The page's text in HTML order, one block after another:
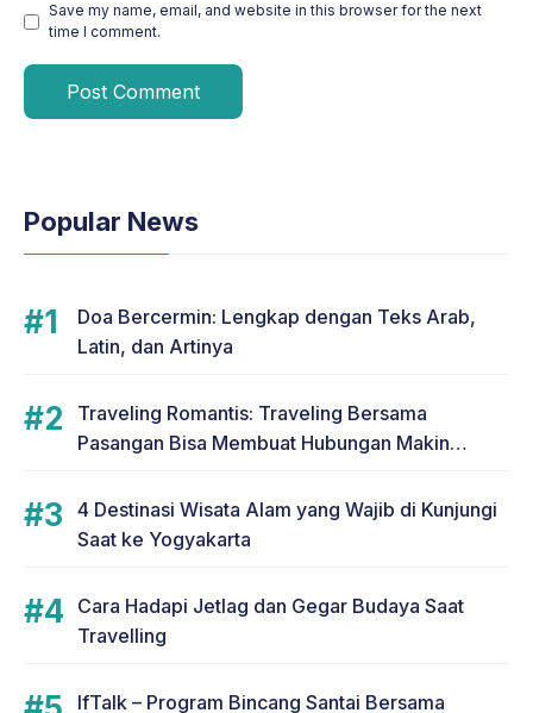
Save my name, email, and website in this browser for the next
time I comment.
Popular News
Doa Bercermin: Lengkap dengan Teks Arab,
Latin, dan Artinya
Traveling Romantis: Traveling Bersama
Pasangan Bisa Membuat Hubungan Makin
4 Destinasi Wisata Alam yang Wajib di Kunjungi
Saat ke Yogyakarta
Cara Hadapi Jetlag dan Gegar Budaya Saat
Travelling
IfTalk – Program Bincang Santai Bersama